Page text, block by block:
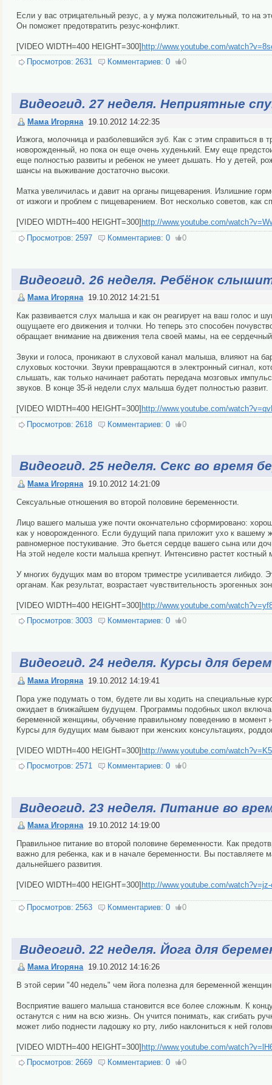
Если у вас отрицательный резус, а у мужа положительный, то на
Он поможет предотвратить резус-конфликт.
[VIDEO WIDTH=400 HEIGHT=300] http://www.youtube.com/
Просмотров: 2631 Комментариев: 0 0
Видеогид. 27 неделя. Неприятные
Мама Игоряна 19.10.2012 14:22:35
Изжога, молочница и разболевшийся зуб. Как с этим справиться
новорожденный, но пока он еще очень худенький. Ему еще
еще полностью развиты и ребенок не умеет дышать. Но у детей,
шансы на выживание достаточно высоки.
Матка увеличилась и давит на органы пищеварения. Излишние
от изжоги и проблем с пищеварением. Вот несколько советов, как
[VIDEO WIDTH=400 HEIGHT=300] http://www.youtube.com/
Просмотров: 2597 Комментариев: 0 0
Видеогид. 26 неделя. Ребёнок
Мама Игоряна 19.10.2012 14:21:51
Как развивается слух малыша и как он реагирует на ваш голос и
ощущаете его движения и толчки. Но теперь это способен
обращает внимание на движения тела своей мамы, на ее
Звуки и голоса, проникают в слуховой канал малыша, влияют на
слуховых косточки. Звуки превращаются в электронный сигнал,
слышать, как только начинает работать передача мозговых
звуков. В конце 35-й недели слух малыша будет полностью развит.
[VIDEO WIDTH=400 HEIGHT=300] http://www.youtube.com/
Просмотров: 2618 Комментариев: 0 0
Видеогид. 25 неделя. Cекс во время
Мама Игоряна 19.10.2012 14:21:09
Сексуальные отношения во второй половине беременности.
Лицо вашего малыша уже почти окончательно сформировано:
как у новорожденного. Если будущий папа приложит ухо к вашему
равномерное постукивание. Это бьется сердце вашего сына или
На этой неделе кости малыша крепнут. Интенсивно растет
У многих будущих мам во втором триместре усиливается либидо.
органам. Как результат, возрастает чувствительность эрогенных
[VIDEO WIDTH=400 HEIGHT=300] http://www.youtube.com/
Просмотров: 3003 Комментариев: 0 0
Видеогид. 24 неделя. Курсы для
Мама Игоряна 19.10.2012 14:19:41
Пора уже подумать о том, будете ли вы ходить на специальные
ожидает в ближайшем будущем. Программы подобных школ
беременной женщины, обучение правильному поведению в момент
Курсы для будущих мам бывают при женских консультациях,
[VIDEO WIDTH=400 HEIGHT=300]http://www.youtube.com/
Просмотров: 2571 Комментариев: 0 0
Видеогид. 23 неделя. Питание во
Мама Игоряна 19.10.2012 14:19:00
Правильное питание во второй половине беременности. Как
важно для ребенка, как и в начале беременности. Вы
дальнейшего развития.
[VIDEO WIDTH=400 HEIGHT=300] http://www.youtube.com/
Просмотров: 2563 Комментариев: 0 0
Видеогид. 22 неделя. Йога для
Мама Игоряна 19.10.2012 14:16:26
В этой серии "40 недель" чем йога полезна для беременной
Восприятие вашего малыша становится все более сложным. К
останутся с ним на всю жизнь. Он учится понимать, как сгибать
может либо поднести ладошку ко рту, либо наклониться к ней
[VIDEO WIDTH=400 HEIGHT=300] http://www.youtube.com/
Просмотров: 2669 Комментариев: 0 0